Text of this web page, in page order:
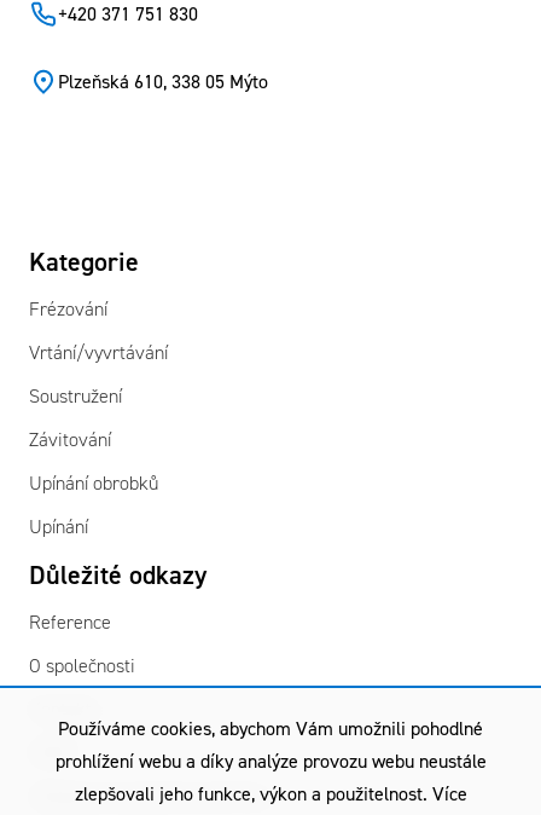
Používáme cookies, abychom Vám umožnili pohodlné
prohlížení webu a díky analýze provozu webu neustále
zlepšovali jeho funkce, výkon a použitelnost. Více
+420 371 751 830
Plzeňská 610, 338 05 Mýto
Kategorie
Frézování
Vrtání/vyvrtávání
Soustružení
Závitování
Upínání obrobků
Upínání
Důležité odkazy
Reference
O společnosti
GDPR
Všeobecné obchodní podmínky